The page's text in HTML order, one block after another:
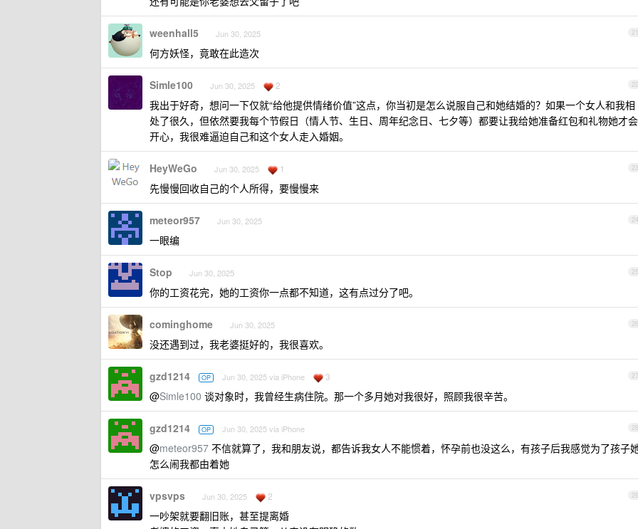
21
weenhall5 Jun 30, 2025
何方妖怪，竟敢在此造次
22
Simle100 Jun 30, 2025 2
我出于好奇，想问一下仅就“给他提供情绪价值”这点，你当初是怎么说服自己和她结婚的？如果一个女人和我相
处了很久，但依然要我每个节假日（情人节、生日、周年纪念日、七夕等）都要让我给她准备红包和礼物她才会
开心，我很难逼迫自己和这个女人走入婚姻。
23
HeyWeGo Jun 30, 2025 1
先慢慢回收自己的个人所得，要慢慢来
24
meteor957 Jun 30, 2025
一眼编
25
Stop Jun 30, 2025
你的工资花完，她的工资你一点都不知道，这有点过分了吧。
26
cominghome Jun 30, 2025
没还遇到过，我老婆挺好的，我很喜欢。
27
gzd1214 OP Jun 30, 2025 via iPhone 3
@Simle100 谈对象时，我曾经生病住院。那一个多月她对我很好，照顾我很辛苦。
28
gzd1214 OP Jun 30, 2025 via iPhone
@meteor957 不信就算了，我和朋友说，都告诉我女人不能惯着，怀孕前也没这么，有孩子后我感觉为了孩子
怎么闹我都由着她
29
vpsvps Jun 30, 2025 2
一吵架就要翻旧账，甚至提离婚